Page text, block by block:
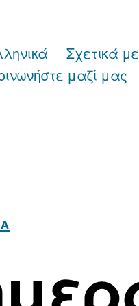
Σχετικά
μαζί μας